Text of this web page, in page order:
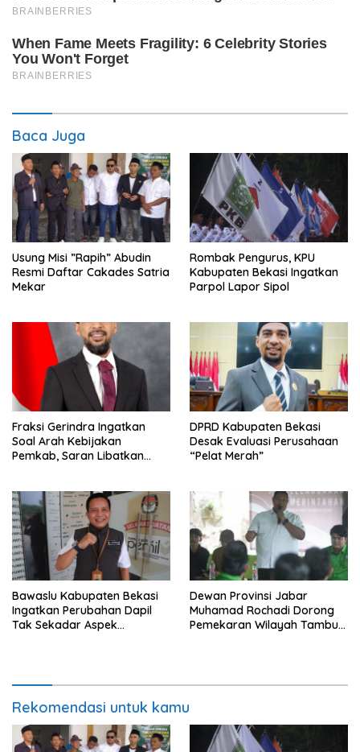
Baca Juga
Usung Misi ”Rapih” Abudin
Resmi Daftar Cakades Satria
Mekar
Rombak Pengurus, KPU
Kabupaten Bekasi Ingatkan
Parpol Lapor Sipol
Fraksi Gerindra Ingatkan
Soal Arah Kebijakan
Pemkab, Saran Libatkan
DPRD Kabupaten Bekasi
Desak Evaluasi Perusahaan
“Pelat Merah”
Bawaslu Kabupaten Bekasi
Ingatkan Perubahan Dapil
Tak Sekadar Aspek
Dewan Provinsi Jabar
Muhamad Rochadi Dorong
Pemekaran Wilayah Tambun
Rekomendasi untuk kamu